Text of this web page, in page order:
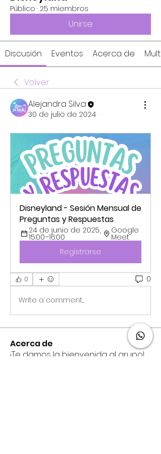
Público · 25 miembros
Unirse
Discusión Eventos Acerca de
Volver
Alejandra Silva
30 de julio de 2024 ·
Disneyland - Sesión Mensual de
Preguntas y Respuestas
24 de junio de 2025,
15:00–16:00
Google
Meet
Registrarse
0 0
Write a comment...
Acerca de
¡Te damos la bienvenida al grupo!